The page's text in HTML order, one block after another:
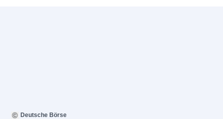
Deutsche Börse